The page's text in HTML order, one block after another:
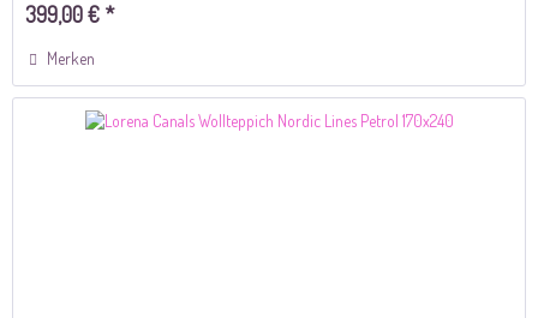
399,00 € *
Merken